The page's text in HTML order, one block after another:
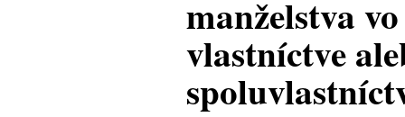
manželstva
vlastníctve